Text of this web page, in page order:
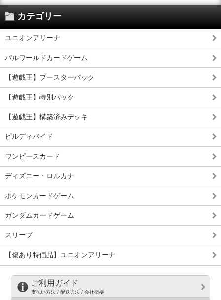
カテゴリー
ユニオンアリーナ
パルワールドカードゲーム
【遊戯王】ブースターパック
【遊戯王】特別パック
【遊戯王】構築済みデッキ
ビルディバイド
ワンピースカード
ディズニー・ロルカナ
ポケモンカードゲーム
ガンダムカードゲーム
スリーブ
【傷あり特価品】ユニオンアリーナ
ご利用ガイド
支払い方法 / 配送方法 / 会社概要